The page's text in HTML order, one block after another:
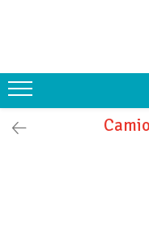
1-2 ani
3-4 ani
5-7 ani